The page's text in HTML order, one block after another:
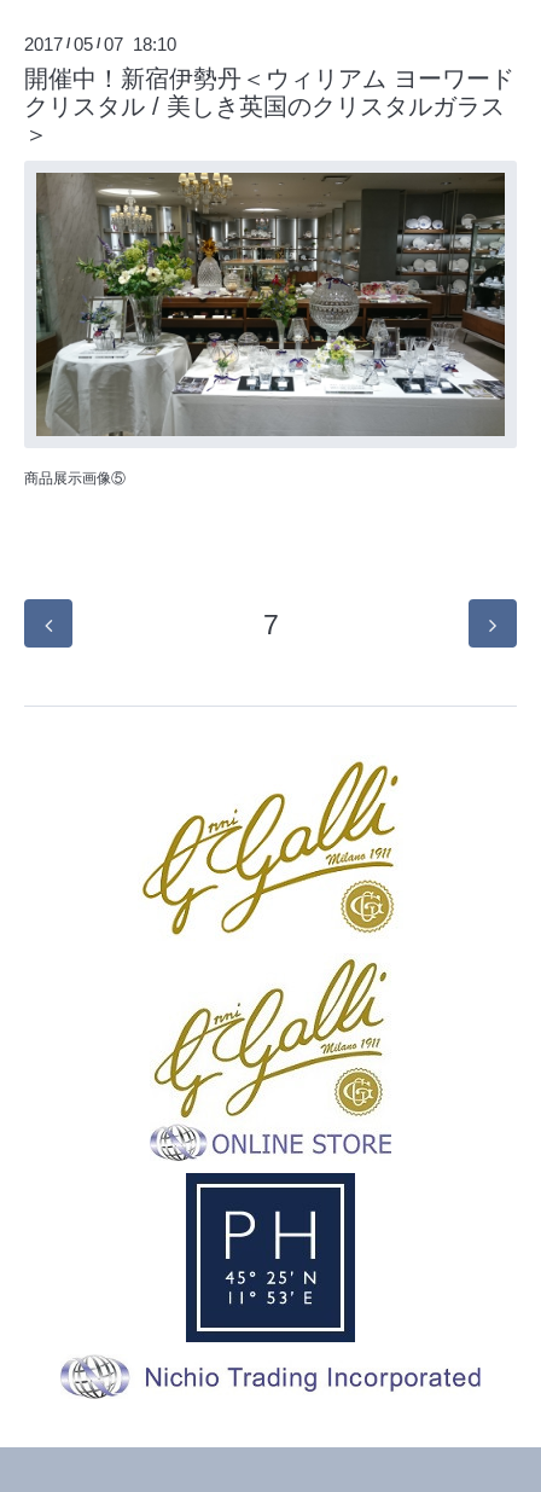
2017 /05 /07 18:10
開催中！新宿伊勢丹＜ウィリアム ヨーワード
クリスタル / 美しき英国のクリスタルガラス
＞
商品展示画像⑤
7